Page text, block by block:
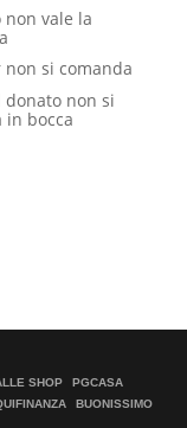
non vale la
non si comanda
donato non si
in bocca
SHOP
PGCASA
BUONISSIMO